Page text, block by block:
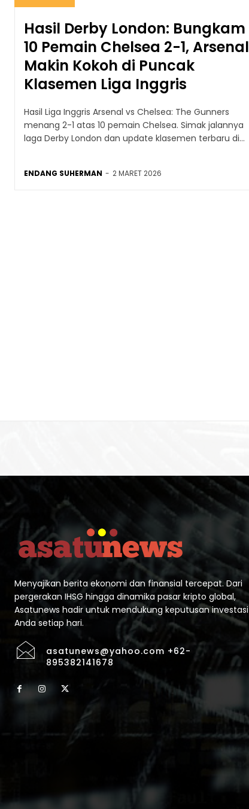
Hasil Derby London: Bungkam
10 Pemain Chelsea 2-1, Arsenal
Makin Kokoh di Puncak
Klasemen Liga Inggris
Hasil Liga Inggris Arsenal vs Chelsea: The Gunners
menang 2-1 atas 10 pemain Chelsea. Simak jalannya
laga Derby London dan update klasemen terbaru di...
ENDANG SUHERMAN - 2 MARET 2026
Menyajikan berita ekonomi dan finansial tercepat. Dari
pergerakan IHSG hingga dinamika pasar kripto global,
Asatunews hadir untuk mendukung keputusan investasi
Anda setiap hari.
asatunews@yahoo.com +62-
895382141678